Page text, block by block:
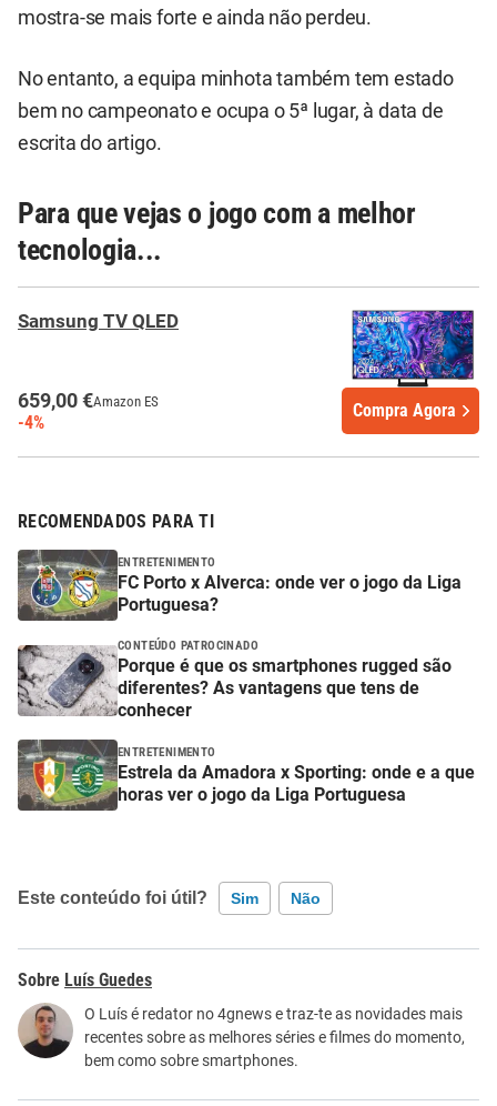
mostra-se mais forte e ainda não perdeu.
No entanto, a equipa minhota também tem estado
bem no campeonato e ocupa o 5ª lugar, à data de
escrita do artigo.
Para que vejas o jogo com a melhor
tecnologia...
Samsung TV QLED
659,00 €Amazon ES
-4%
Compra Agora
RECOMENDADOS PARA TI
ENTRETENIMENTO
FC Porto x Alverca: onde ver o jogo da Liga
Portuguesa?
CONTEÚDO PATROCINADO
Porque é que os smartphones rugged são
diferentes? As vantagens que tens de
conhecer
ENTRETENIMENTO
Estrela da Amadora x Sporting: onde e a que
horas ver o jogo da Liga Portuguesa
Este conteúdo foi útil? Sim Não
Este conteúdo contém informação incorreta
Este conteúdo não tem a informação que procuro
Outro
Luís Guedes
O Luís é redator no 4gnews e traz-te as novidades mais
recentes sobre as melhores séries e filmes do momento,
bem como sobre smartphones.